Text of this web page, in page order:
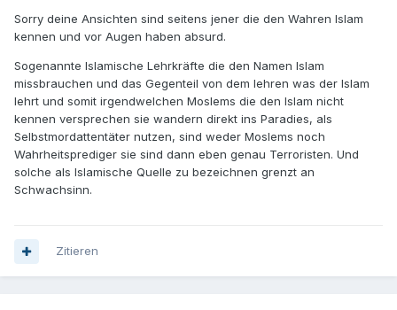
Sorry deine Ansichten sind seitens jener die den Wahren Islam
kennen und vor Augen haben absurd.
Sogenannte Islamische Lehrkräfte die den Namen Islam
missbrauchen und das Gegenteil von dem lehren was der Islam
lehrt und somit irgendwelchen Moslems die den Islam nicht
kennen versprechen sie wandern direkt ins Paradies, als
Selbstmordattentäter nutzen, sind weder Moslems noch
Wahrheitsprediger sie sind dann eben genau Terroristen. Und
solche als Islamische Quelle zu bezeichnen grenzt an
Schwachsinn.
Zitieren